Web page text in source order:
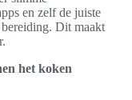
en zelf de juiste
Dit maakt
het koken